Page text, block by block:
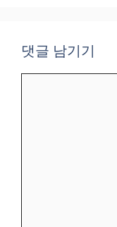
댓글 남기기